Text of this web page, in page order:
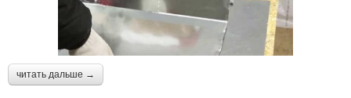
читать дальше →